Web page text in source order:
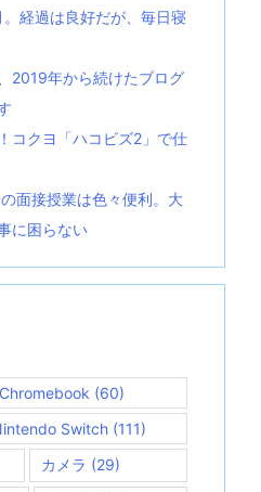
経過は良好だが、毎日寝
2019年から続けたブログ
コクヨ「ハコビズ2」で仕
面接授業は色々便利。大
に困らない
Chromebook (60)
Switch(111)
カメラ (29)